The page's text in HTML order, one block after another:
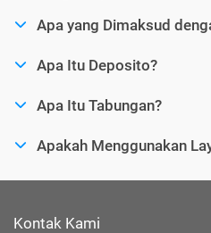
Apa yang Dimaksud
Apa Itu Deposito?
Apa Itu Tabungan?
Apakah Menggunakan
Kontak Kami